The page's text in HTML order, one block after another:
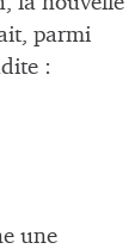
parmi
:
une